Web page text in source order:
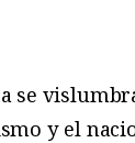
se
y el